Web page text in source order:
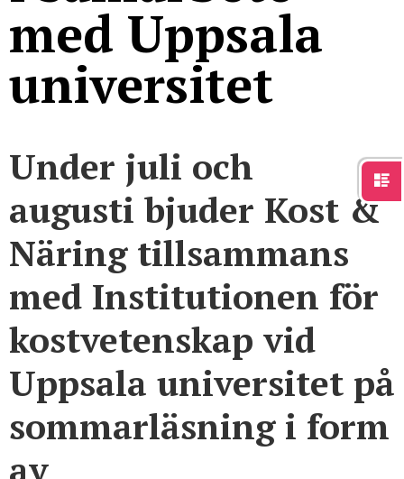
med Uppsala
universitet
Under juli och
augusti bjuder Kost &
Näring tillsammans
med Institutionen för
kostvetenskap vid
Uppsala universitet på
sommarläsning i form
av